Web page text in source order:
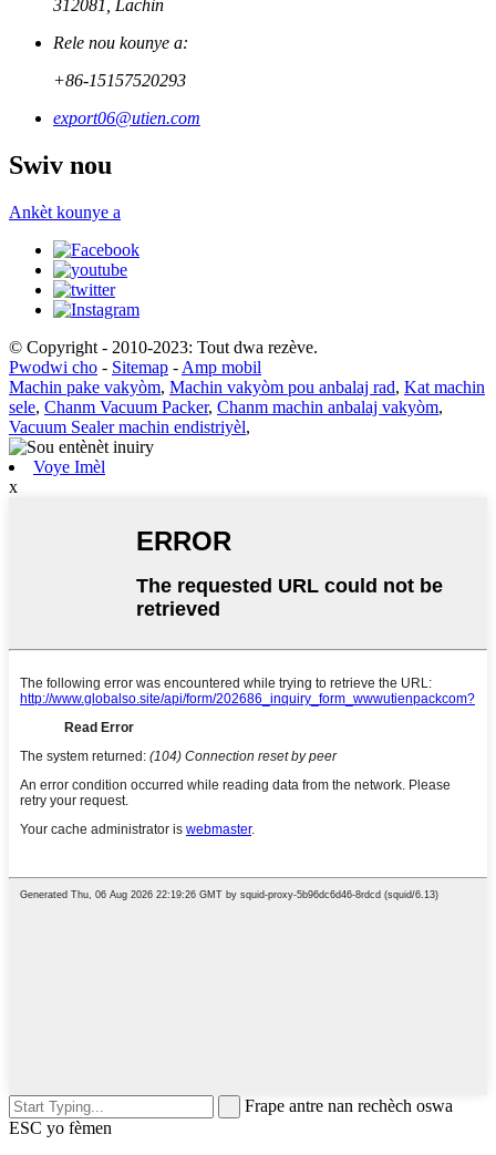
312081, Lachin
Rele nou kounye a:
+86-15157520293
export06@utien.com
Swiv nou
Ankèt kounye a
© Copyright - 2010-2023: Tout dwa rezève.
Pwodwi cho - Sitemap - Amp mobil
Machin pake vakyòm, Machin vakyòm pou anbalaj rad, Kat machin
sele, Chanm Vacuum Packer, Chanm machin anbalaj vakyòm,
Vacuum Sealer machin endistriyèl,
Voye Imèl
x
Frape antre nan rechèch oswa
ESC yo fèmen